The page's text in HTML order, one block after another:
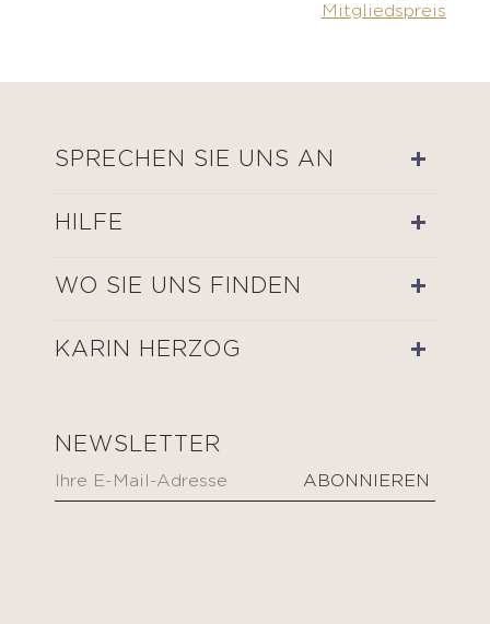
Mitgliedspreis
SPRECHEN SIE UNS AN
HILFE
WO SIE UNS FINDEN
KARIN HERZOG
NEWSLETTER